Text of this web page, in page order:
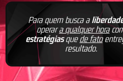
Para quem busca a
operara qualquer hora
estratégiasquede fato
resultado.